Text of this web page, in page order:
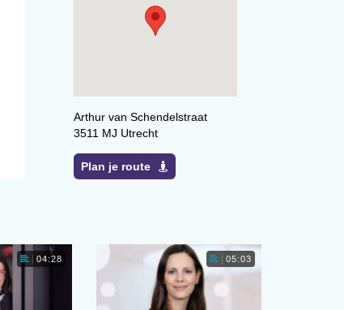
Arthur van Schendelstraat
3511 MJ Utrecht
Plan je route
04:28 05:03